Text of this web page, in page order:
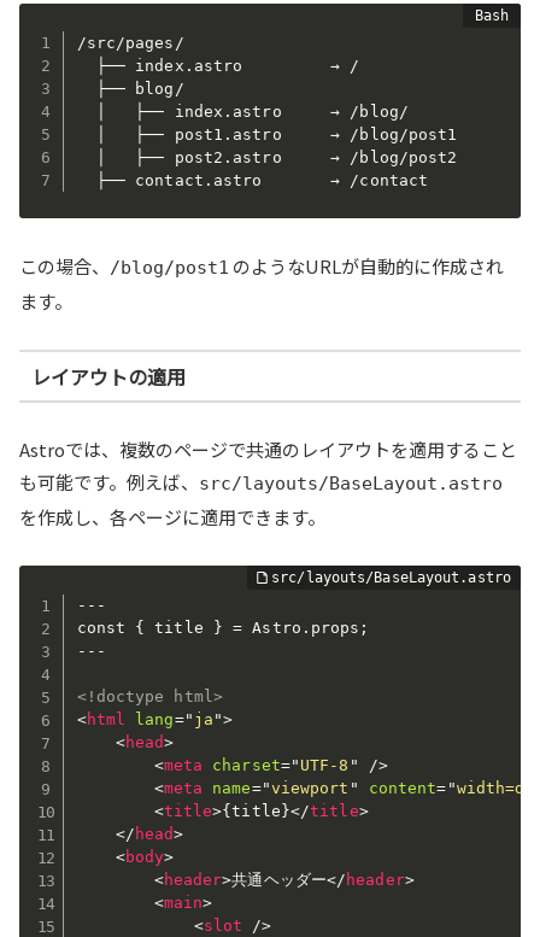
/src/pages/
  ├── index.astro         → /
  ├── blog/
  │   ├── index.astro     → /blog/
  │   ├── post1.astro     → /blog/post1
  │   ├── post2.astro     → /blog/post2
  ├── contact.astro       → /contact
この場合、 /blog/post1 のようなURLが自動的に作成され
ます。
レイアウトの適用
Astroでは、複数のページで共通のレイアウトを適用すること
も可能です。例えば、
src/layouts/BaseLayout.astro
を作成し、各ページに適用できます。
---
const { title } = Astro.props;
---
<!doctype html>
<html lang=" ja ">
<head>
<meta charset=" UTF-8 "
/>
<meta name="viewport " content= "
<title>{title}</title>
</ head>
<body>
<header>共通ヘッダー</ header>
<main>
<slot
/>